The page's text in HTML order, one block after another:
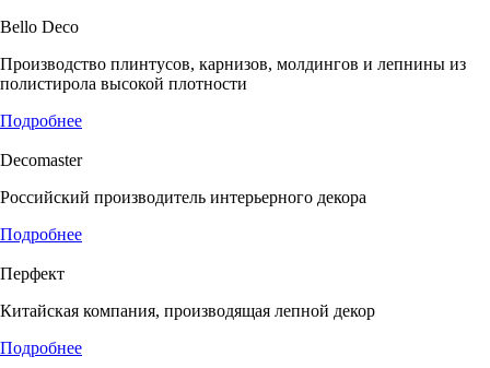
Bello Deco
Производство плинтусов, карнизов, молдингов и лепнины из
полистирола высокой плотности
Подробнее
Decomaster
Российский производитель интерьерного декора
Подробнее
Перфект
Китайская компания, производящая лепной декор
Подробнее